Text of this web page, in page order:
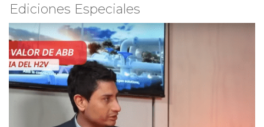
Ediciones Especiales